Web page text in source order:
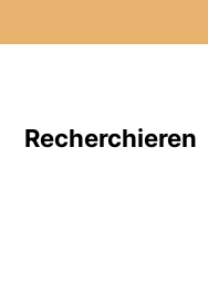
Recherchieren